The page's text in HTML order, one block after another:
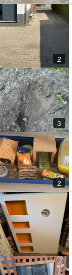
2
3
2